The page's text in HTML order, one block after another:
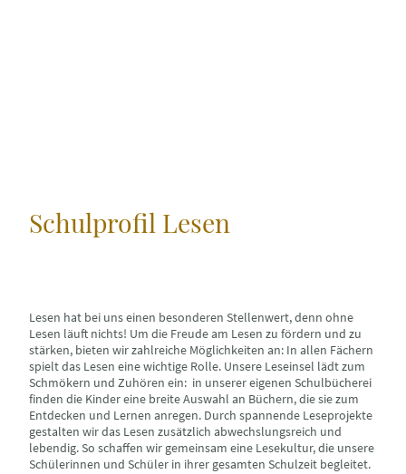
Schulprofil Lesen
Lesen hat bei uns einen besonderen Stellenwert, denn ohne
Lesen läuft nichts! Um die Freude am Lesen zu fördern und zu
stärken, bieten wir zahlreiche Möglichkeiten an: In allen Fächern
spielt das Lesen eine wichtige Rolle. Unsere Leseinsel lädt zum
Schmökern und Zuhören ein: in unserer eigenen Schulbücherei
finden die Kinder eine breite Auswahl an Büchern, die sie zum
Entdecken und Lernen anregen. Durch spannende Leseprojekte
gestalten wir das Lesen zusätzlich abwechslungsreich und
lebendig. So schaffen wir gemeinsam eine Lesekultur, die unsere
Schülerinnen und Schüler in ihrer gesamten Schulzeit begleitet.